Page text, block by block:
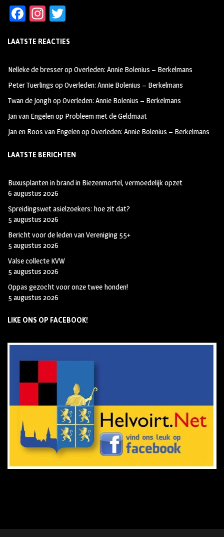
Fa
b
oo
k
In
ag
m
tt
LAATSTE REACTIES
Nelleke de bresseropOverleden: Annie Bolenius – Berkelmans
Peter Tuerlings opOverleden: Annie Bolenius – Berkelmans
Twan de JonghopOverleden: Annie Bolenius – Berkelmans
Jan van Engelenop Probleem met de Geldmaat
Jan en Roos van EngelenopOverleden: Annie Bolenius – Berkelmans
LAATSTE BERICHTEN
Buxusplanten in brand in Biezenmortel, vermoedelijk opzet
6 augustus 2026
Spreidingswet asielzoekers: hoe zit dat?
5 augustus 2026
Bericht voor de leden van Vereniging 55+
5 augustus 2026
Valse collecte KVW
5 augustus 2026
Oppas gezocht voor onze twee honden!
5 augustus 2026
LIKE ONS OP FACEBOOK!